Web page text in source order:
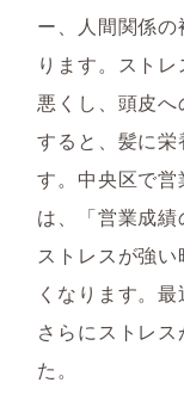
ー、人間関係
ります。スト
悪くし、頭皮
すると、髪に栄
す。中央区で
は、「営業成績
ストレスが強
くなります。
さらにストレ
た。